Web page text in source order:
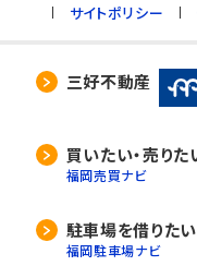
に伴って個人
4. 個人情報
当社は、利用
て、個人情報の
委託先の選定
の間で必要な契
サイトポリシー
三好不動産
買いたい・売りた
福岡売買ナビ
駐車場を借りたい
福岡駐車場ナビ